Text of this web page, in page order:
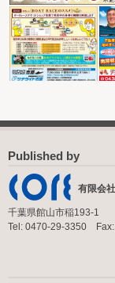
Published by
有限会
千葉県館山市稲193-1
Tel: 0470-29-3350